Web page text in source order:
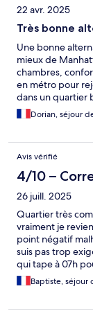
22 avr. 2025
Très bonne
Une bonne
mieux de
chambres,
en métro pour
dans un quartier
fonction, de
lever de soleil,
que vous
centres d'actions
Dorian, séjour
Avis vérifié
4/10 –
26 juill. 2025
Quartier très
vraiment je
point négatif
suis pas trop
qui tape à 07h
c’est légal mais
peu compliqué
peu en prendre
Baptiste, séjour